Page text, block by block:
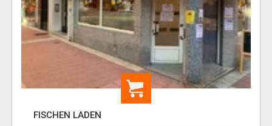
FISCHEN LADEN